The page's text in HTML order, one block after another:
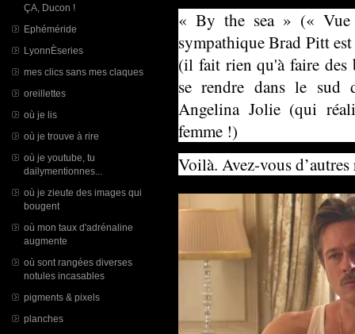
ÇA, Ducon !
Ephéméride
LyonnÈseries
mes clics sans mes claques
oreillettes
où je lis
où je trouve à rire
où je youtube, tu
dailymentionnes...
où je zieute des images qui
bougent
où mon taux d'adrénaline
augmente
où sont rangées diverses
notules incasables
pigments & pixels
planches
« By the sea » («
sympathique Brad Pitt
(il fait rien qu'à faire des
se rendre dans le sud
Angelina Jolie (qui
femme !)
Voilà. Avez-vous